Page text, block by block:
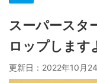
スーパースタ
ロップします
更新日： 2022年10月